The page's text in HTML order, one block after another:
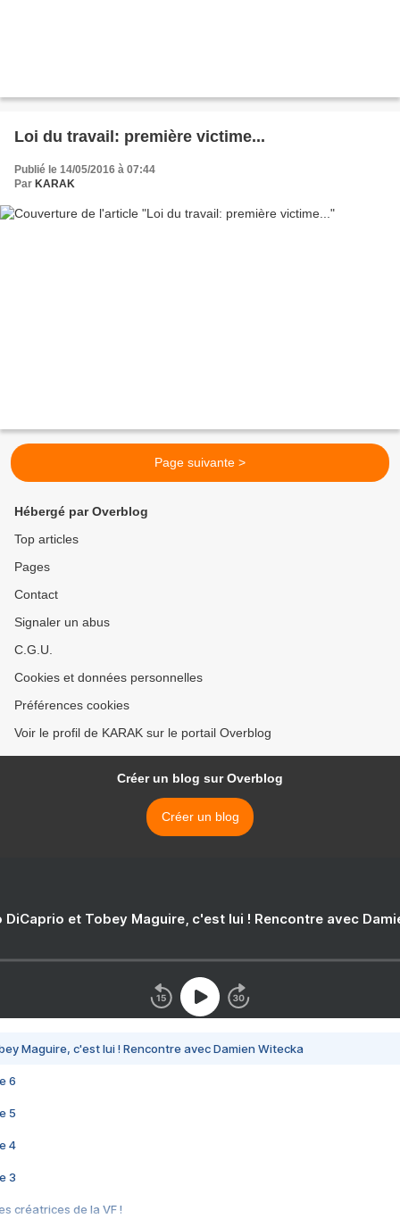
Loi du travail: première victime...
Publié le 14/05/2016 à 07:44
Par KARAK
Page suivante >
Hébergé par Overblog
Top articles
Pages
Contact
Signaler un abus
C.G.U.
Cookies et données personnelles
Préférences cookies
Voir le profil de KARAK sur le portail Overblog
Créer un blog sur Overblog
Créer un blog
DiCaprio et Tobey Maguire, c'est lui ! Rencontre avec
Maguire, c'est lui ! Rencontre avec Damien Witecka
6
5
4
3
créatrices de la VF !